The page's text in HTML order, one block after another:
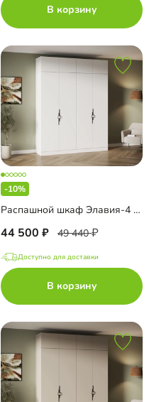
В корзину
-10%
Распашной шкаф Элавия-4 с антресолью
44 500 49 440
Доступно для доставки
В корзину